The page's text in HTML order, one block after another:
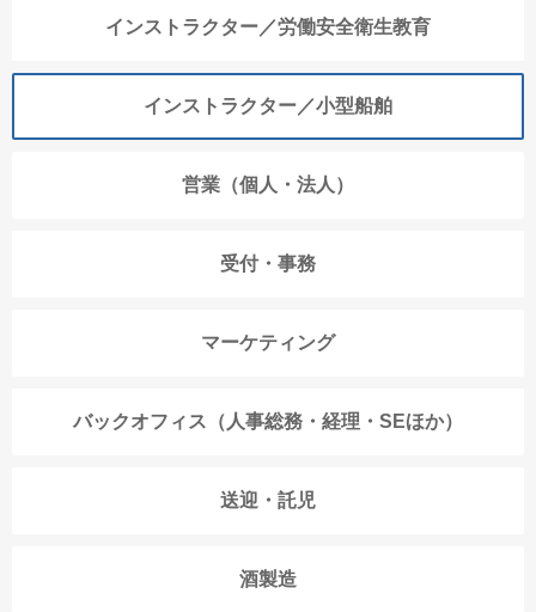
インストラクター／労働安全衛生教育
インストラクター／小型船舶
営業（個人・法人）
受付・事務
マーケティング
バックオフィス（人事総務・経理・SEほか）
送迎・託児
酒製造